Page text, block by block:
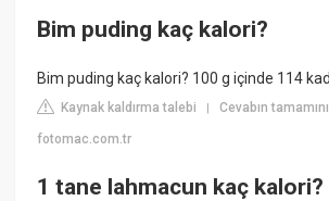
Bim puding kaç kalori?
Bim puding kaç kalori? 100 g içinde 114
Kaynak kaldırma talebi |Cevabın
fotomac.com.tr
1 tane lahmacun kaç kalori?